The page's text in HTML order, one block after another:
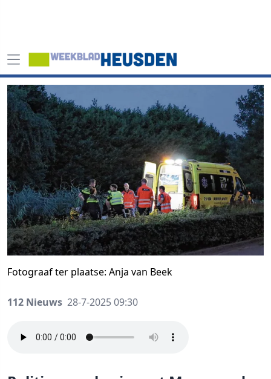
Fotograaf ter plaatse: Anja van Beek
112 Nieuws 28-7-2025 09:30